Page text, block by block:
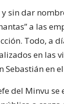
y sin dar
a las
Todo, a
en las
Sebastián en
del Minvu se